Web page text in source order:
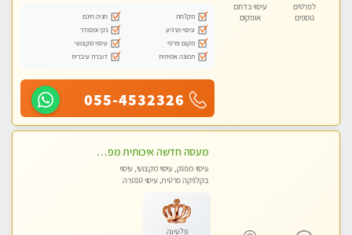
לפרטים
נוספים
עיסוי בדרום
אופקים
מקלחת
חניה חינם
עיסוי מרגיע
נקי ומסודר
מקום פרטי
עיסוי מקצועי
תמונה אמיתית
דוברת עיברית
055-4532326
מעסה חדשה איכותית מפנקת ומקצועית מאוד .פרטי .מומלץ !!!!
עיסוי מפנק, עיסוי מקצועי, עיסוי
בקלניקה פרטית, עיסוי טנטרה
פלטינה